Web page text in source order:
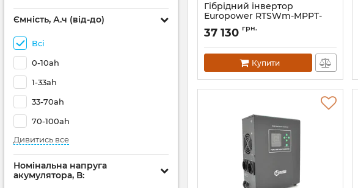
Ємність, А.ч (від-до)
Всі
0-10ah
1-33ah
33-70ah
70-100ah
Дивитись все
Номінальна напруга
акумулятора, В:
Гiбрiдний інвертор
Europower RTSWm-MPPT-
5000LCD
Артикул: 12665
37 130 грн.
Купити